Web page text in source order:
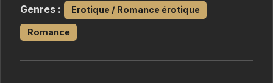
Genres : Erotique / Romance érotique
Romance